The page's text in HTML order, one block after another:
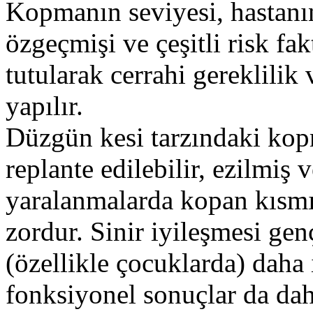
Kopmanın seviyesi,
özgeçmişi ve çeşitli risk
tutularak cerrahi gereklilik
yapılır.
Düzgün kesi tarzındaki
replante edilebilir, ezilmiş
yaralanmalarda kopan
zordur. Sinir iyileşmesi
(özellikle çocuklarda)
fonksiyonel sonuçlar da